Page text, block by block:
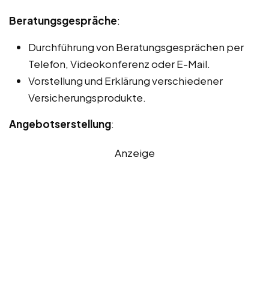
Beratungsgespräche:
Durchführung von Beratungsgesprächen per
Telefon, Videokonferenz oder E-Mail.
Vorstellung und Erklärung verschiedener
Versicherungsprodukte.
Angebotserstellung:
Anzeige